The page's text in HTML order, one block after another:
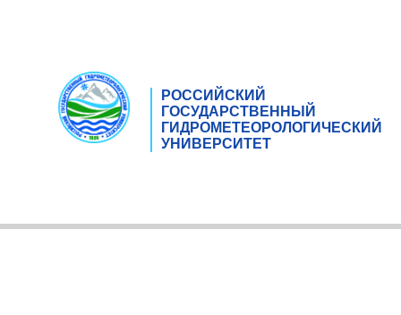
РОССИЙСКИЙ
ГОСУДАРСТВЕННЫЙ
ГИДРОМЕТЕОРОЛОГИЧЕСКИЙ
УНИВЕРСИТЕТ